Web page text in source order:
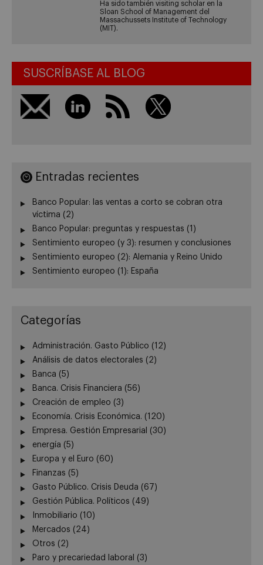
Ha sido también visiting scholar en la
Sloan School of Management del
Massachussets Institute of Technology
(MIT).
SUSCRÍBASE AL BLOG
Entradas recientes
Banco Popular: las ventas a corto se cobran otra
víctima (2)
Banco Popular: preguntas y respuestas (1)
Sentimiento europeo (y 3): resumen y conclusiones
Sentimiento europeo (2): Alemania y Reino Unido
Sentimiento europeo (1): España
Categorías
Administración. Gasto Público (12)
Análisis de datos electorales (2)
Banca (5)
Banca. Crisis Financiera (56)
Creación de empleo (3)
Economía. Crisis Económica. (120)
Empresa. Gestión Empresarial
(30)
energía (5)
Europa y el Euro (60)
Finanzas (5)
Gasto Público. Crisis Deuda (67)
Gestión Pública. Políticos (49)
Inmobiliario (10)
Mercados (24)
Otros (2)
Paro y precariedad laboral
(3)